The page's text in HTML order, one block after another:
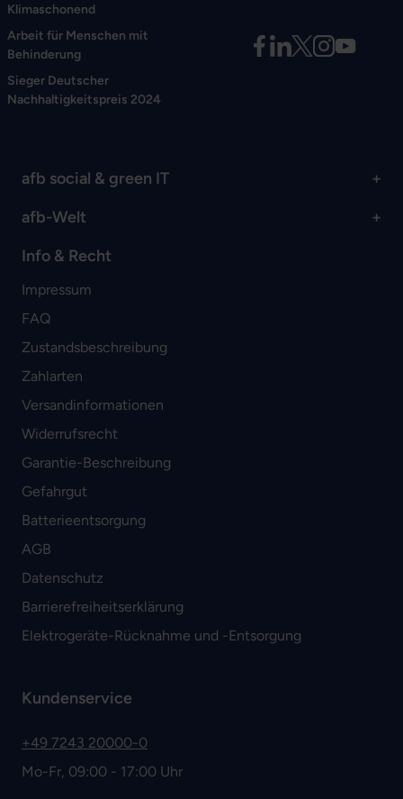
Klimaschonend
Arbeit für Menschen mit
Behinderung
Sieger Deutscher
Nachhaltigkeitspreis 2024
afb social & green IT
afb-Welt
Info & Recht
Impressum
FAQ
Zustandsbeschreibung
Zahlarten
Versandinformationen
Widerrufsrecht
Garantie-Beschreibung
Gefahrgut
Batterieentsorgung
AGB
Datenschutz
Barrierefreiheitserklärung
Elektrogeräte-Rücknahme und -Entsorgung
Kundenservice
+49 7243 20000-0
Mo-Fr, 09:00 - 17:00 Uhr